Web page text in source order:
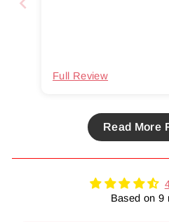
Full Review
Read More
Based on 9